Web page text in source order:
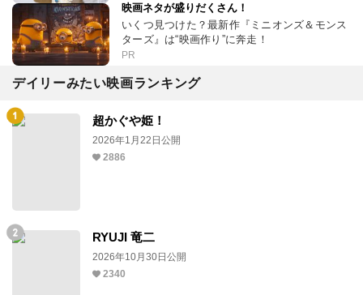
映画ネタが盛りだくさん！
いくつ見つけた？最新作『ミニオンズ＆モンス
ターズ』は“映画作り”に奔走！
PR
デイリーみたい映画ランキング
超かぐや姫！
2026年1月22日公開
2886
RYUJI 竜二
2026年10月30日公開
2340